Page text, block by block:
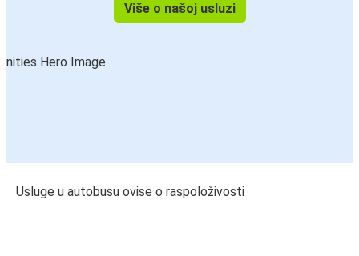
Više o našoj usluzi
Usluge u autobusu ovise o raspoloživosti